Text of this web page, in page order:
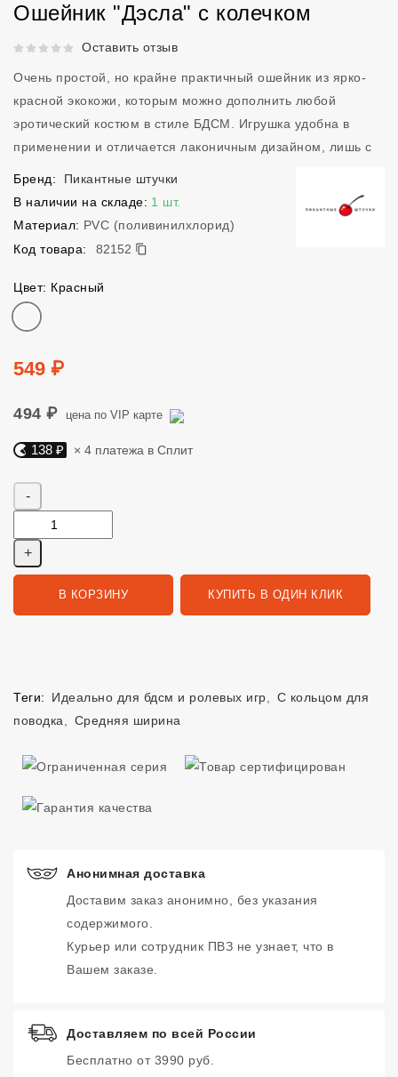
Ошейник "Дэсла" с колечком
Рейтинг 5 из 5.Оставить отзыв
Очень простой, но крайне практичный ошейник из ярко-
красной экокожи, которым можно дополнить любой
эротический костюм в стиле БДСМ. Игрушка удобна в
применении и отличается лаконичным дизайном, лишь с
Бренд:
Пикантные штучки
В наличии на складе: 1 шт.
Материал: PVC (поливинилхлорид)
Код товара:
82152
82152
Цвет: Красный
Цвет
Цена
549 ₽
494 ₽ цена по VIP карте
Яндекс Сплит. 138 руб, 4 платежа в Сплит
138 ₽ × 4 платежа в Сплит
В КОРЗИНУ КУПИТЬ В ОДИН КЛИК
Теги: Идеально для бдсм и ролевых игр
С кольцом для
поводка
Средняя ширина
Анонимная доставка
Доставим заказ анонимно, без указания
содержимого.
Курьер или сотрудник ПВЗ не узнает, что в
Вашем заказе.
Доставляем по всей России
Бесплатно от 3990 руб.